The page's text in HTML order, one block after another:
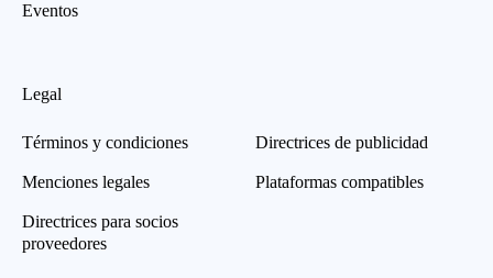
Eventos
Legal
Términos y condiciones
Menciones legales
Directrices para socios
proveedores
Directrices de publicidad
Plataformas compatibles